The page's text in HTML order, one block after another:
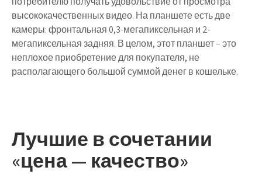
высококачественных видео. На планшете есть две
камеры: фронтальная 0,3-мегапиксельная и 2-
мегапиксельная задняя. В целом, этот планшет – это
неплохое приобретение для покупателя, не
располагающего большой суммой денег в кошельке.
Лучшие в сочетании
«цена — качество»